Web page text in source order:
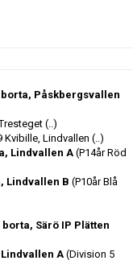
borta, Påskbergsvallen
(..)
Lindvallen (..)
Lindvallen A (P14år Röd
Lindvallen B (P10år Blå
Särö IP Plätten
A (Division 5